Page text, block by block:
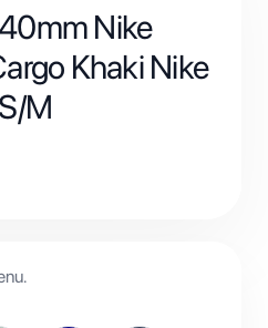
Nike
Khaki Nike
M